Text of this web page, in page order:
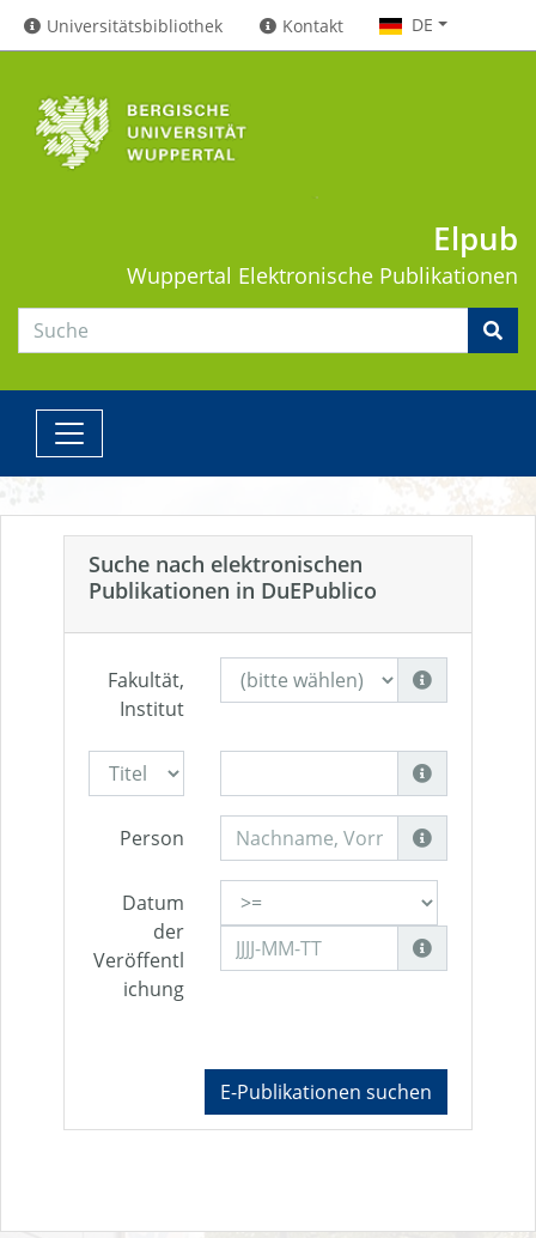
Universitätsbibliothek Kontakt DE
Elpub
Wuppertal Elektronische Publikationen
Suche nach elektronischen
Publikationen in DuEPublico
Fakultät,
Institut
Person
Datum
der
Veröffentl
ichung
E-Publikationen suchen